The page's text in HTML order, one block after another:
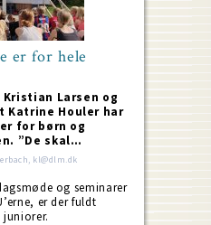
er for hele
Larsen og
Katrine Houler har
for børn og
”De skal…
kl@dlm.dk
og seminarer
er der fuldt